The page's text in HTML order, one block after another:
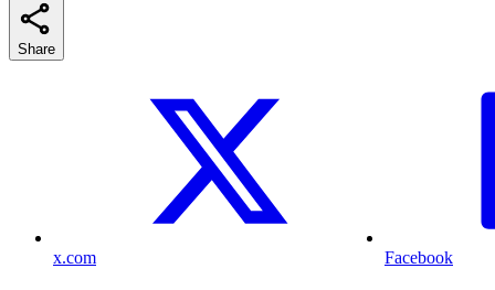
Share
x.com Facebook